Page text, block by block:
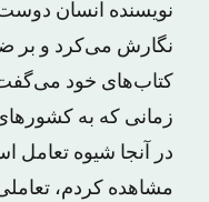
نویسنده انسان
نگارش می‌کرد و بر
کتاب‌های خود می‌گفت
زمانی که به
در آنجا شیوه تعامل
مشاهده کردم،